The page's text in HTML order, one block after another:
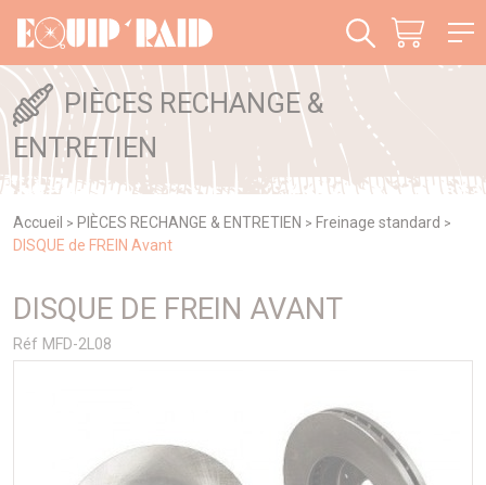
PIÈCES RECHANGE &
ENTRETIEN
Accueil > PIÈCES RECHANGE & ENTRETIEN > Freinage standard >
DISQUE de FREIN Avant
DISQUE DE FREIN AVANT
Réf MFD-2L08
Panneau de gestion des cookies